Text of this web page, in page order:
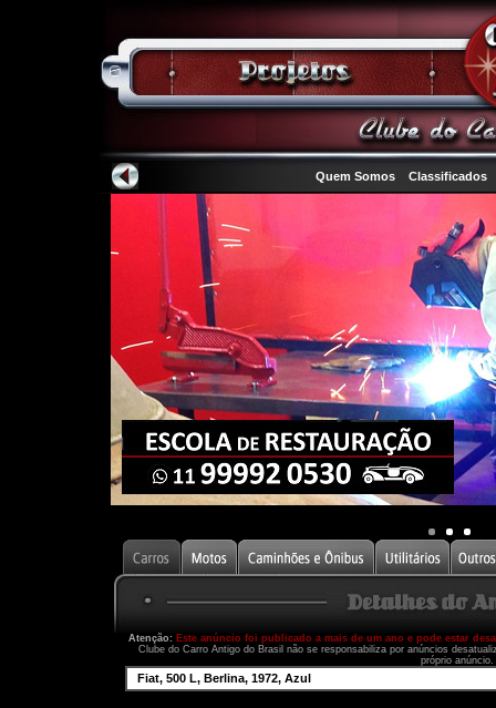
Quem Somos Classificados
Atenção: Este anúncio foi publicado a mais de um ano e pode estar
Clube do Carro Antigo do Brasil não se responsabiliza por anúncios
próprio anúncio.
Fiat, 500 L, Berlina, 1972, Azul